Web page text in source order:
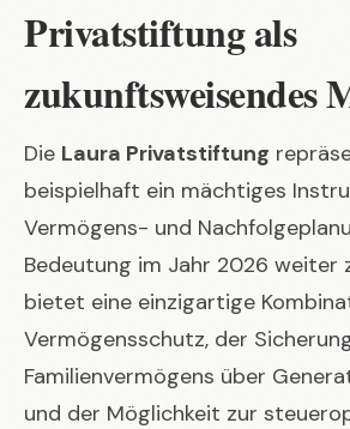
Privatstiftung als
zukunftsweisendes
Die Laura Privatstiftung
beispielhaft ein mächtiges
Vermögens- und
Bedeutung im Jahr 2026 weiter
bietet eine einzigartige
Vermögensschutz, der
Familienvermögens über
und der Möglichkeit zur